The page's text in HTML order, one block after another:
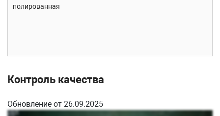
полированная
Контроль качества
Обновление от 26.09.2025